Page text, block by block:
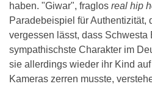
haben. "Giwar", fraglos real hip
Paradebeispiel für Authentizität,
vergessen lässt, dass
sympathischste Charakter im
sie allerdings wieder ihr Kind
Kameras zerren musste,